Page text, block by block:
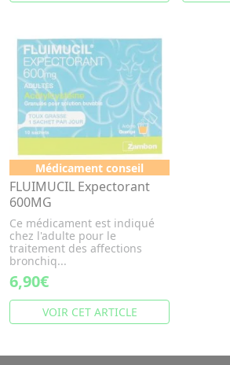
Médicament conseil
FLUIMUCIL Expectorant
600MG
Ce médicament est indiqué
chez l'adulte pour le
traitement des affections
bronchiq...
6,90€
VOIR CET ARTICLE